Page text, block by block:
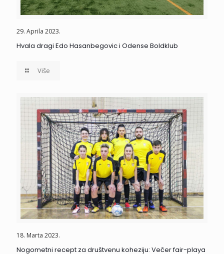
29. Aprila 2023.
Hvala dragi Edo Hasanbegovic i Odense Boldklub
Više
18. Marta 2023.
Nogometni recept za društvenu koheziju: Večer fair-playa